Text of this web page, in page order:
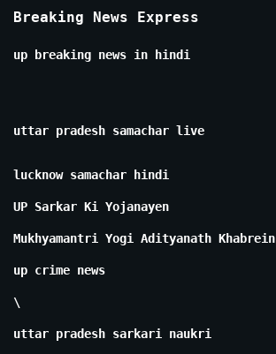
Breaking News Express
up breaking news in hindi
uttar pradesh samachar live
lucknow samachar hindi
UP Sarkar Ki Yojanayen
Mukhyamantri Yogi Adityanath Khabrein
up crime news
\
uttar pradesh sarkari naukri